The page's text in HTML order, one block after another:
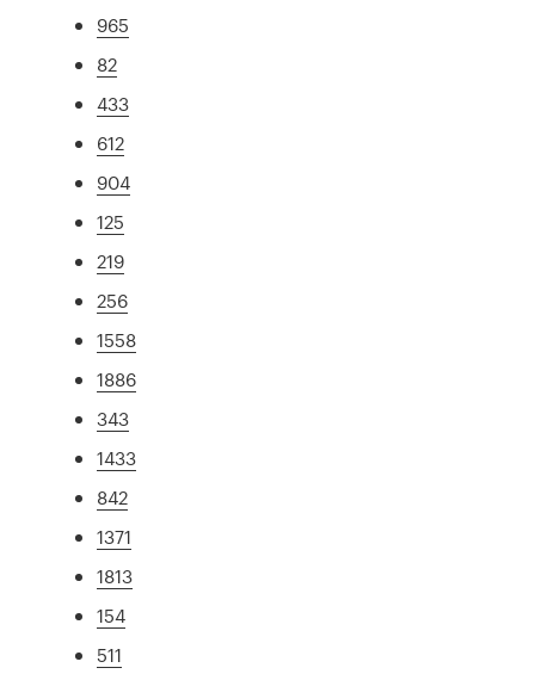
965
82
433
612
904
125
219
256
1558
1886
343
1433
842
1371
1813
154
511